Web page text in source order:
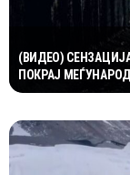
(ВИДЕО)
ПОКРАЈ